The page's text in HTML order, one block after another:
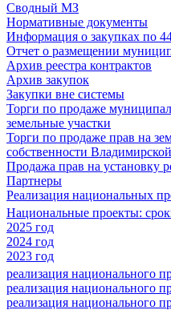
Сводный МЗ
Нормативные документы
Информация о закупках по
Отчет о размещении
Архив реестра контрактов
Архив закупок
Закупки вне системы
Торги по продаже
земельные участки
Торги по продаже прав на
собственности
Продажа прав на установку
Партнеры
Реализация национальных
Национальные проекты:
2025 год
2024 год
2023 год
реализация национального
реализация национального
реализация национального